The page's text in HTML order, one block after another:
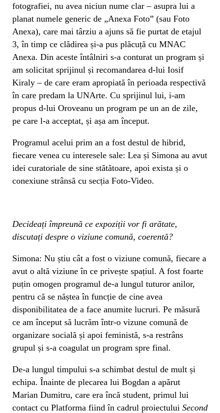
fotografiei, nu avea niciun nume clar – asupra lui a
planat numele generic de „Anexa Foto” (sau Foto
Anexa), care mai târziu a ajuns să fie purtat de etajul
3, în timp ce clădirea și-a pus plăcuță cu MNAC
Anexa. Din aceste întâlniri s-a conturat un program și
am solicitat sprijinul și recomandarea d-lui Iosif
Kiraly – de care eram apropiată în perioada respectivă
în care predam la UNArte. Cu sprijinul lui, i-am
propus d-lui Oroveanu un program pe un an de zile,
pe care l-a acceptat, și așa am început.
Programul acelui prim an a fost destul de hibrid,
fiecare venea cu interesele sale: Lea și Simona au avut
idei curatoriale de sine stătătoare, apoi exista și o
conexiune strânsă cu secția Foto-Video.
Decideați împreună ce expoziții vor fi arătate,
discutați despre o viziune comună, coerentă?
Simona: Nu știu cât a fost o viziune comună, fiecare a
avut o altă viziune în ce privește spațiul. A fost foarte
puțin omogen programul de-a lungul tuturor anilor,
pentru că se năștea în funcție de cine avea
disponibilitatea de a face anumite lucruri. Pe măsură
ce am început să lucrăm într-o vizune comună de
organizare socială și apoi feministă, s-a restrâns
grupul și s-a coagulat un program spre final.
De-a lungul timpului s-a schimbat destul de mult și
echipa. Înainte de plecarea lui Bogdan a apărut
Marian Dumitru, care era încă student, primul lui
contact cu Platforma fiind în cadrul proiectului Second